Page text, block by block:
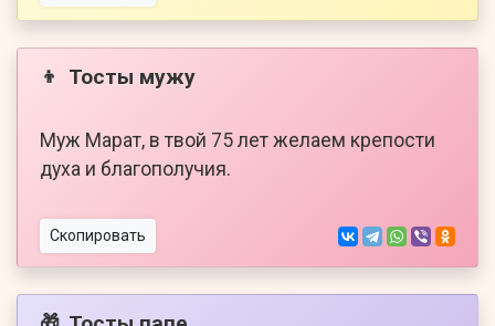
👦 Тосты мужу
Муж Марат, в твой 75 лет желаем крепости
духа и благополучия.
Скопировать